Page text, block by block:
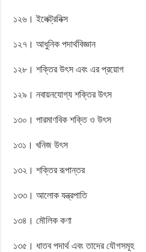
১২৬। ইলেক্ট্রনিক্স
১২৭। আধুনিক পদার্থবিজ্ঞান
১২৮। শক্তির উৎস এবং এর প্রয়োগ
১২৯। নবায়নযোগ্য শক্তির উৎস
১৩০। পারমাণবিক শক্তি ও উৎস
১৩১। খনিজ উৎস
১৩২। শক্তির রূপান্তর
১৩৩। আলোক যন্ত্রপাতি
১৩৪। মৌলিক কণা
১৩৫। ধাতব পদার্থ এবং তাদের যৌগসমূহ